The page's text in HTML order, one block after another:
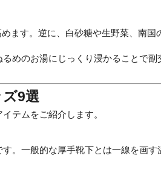
ます。逆に、白砂糖や生野菜、南国
めのお湯にじっくり浸かることで副
9選
テムをご紹介します。
。一般的な厚手靴下とは一線を画す